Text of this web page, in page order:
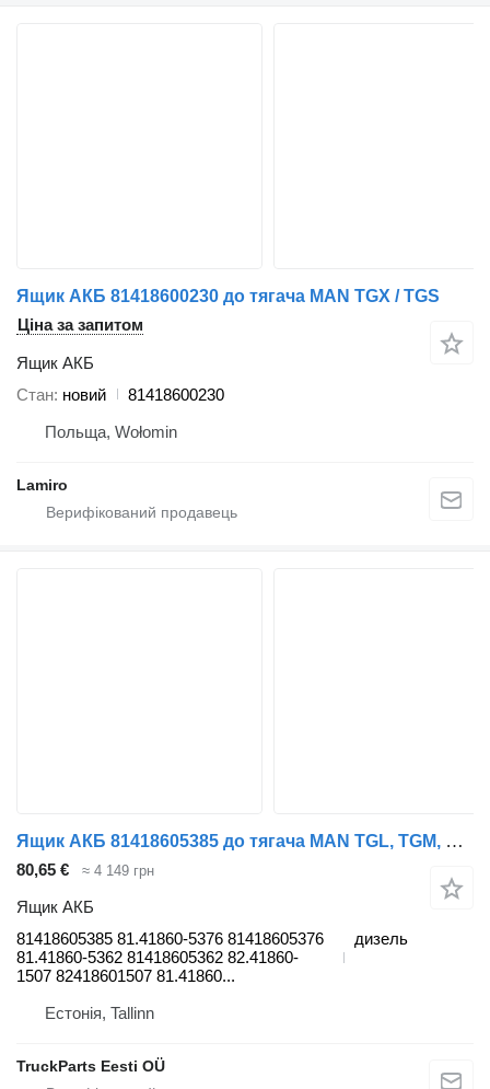
Ящик АКБ 81418600230 до тягача MAN TGX / TGS
Ціна за запитом
Ящик АКБ
Стан новий
81418600230
Польща, Wołomin
Lamiro
Ящик АКБ 81418605385 до тягача MAN TGL, TGM, TGS, TGX (2005-2021)
80,65 € ≈ 4 149 грн
Ящик АКБ
81418605385 81.41860-5376 81418605376
81.41860-5362 81418605362 82.41860-
1507 82418601507 81.41860...
дизель
Естонія, Tallinn
TruckParts Eesti OÜ